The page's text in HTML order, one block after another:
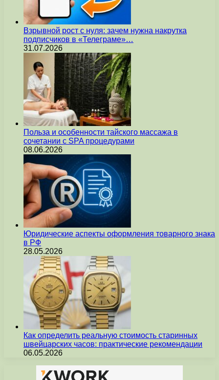
Взрывной рост с нуля: зачем нужна накрутка
подписчиков в «Телеграме»…
31.07.2026
Польза и особенности тайского массажа в
сочетании с SPA процедурами
08.06.2026
Юридические аспекты оформления товарного знака
в РФ
28.05.2026
Как определить реальную стоимость старинных
швейцарских часов: практические рекомендации
06.05.2026